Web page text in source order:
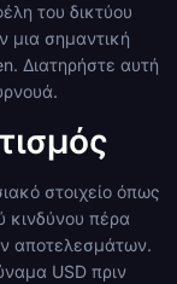
του δικτύου
μια σημαντική
Διατηρήστε αυτή
στοιχείο όπως
κινδύνου πέρα
αποτελεσμάτων.
USD πριν